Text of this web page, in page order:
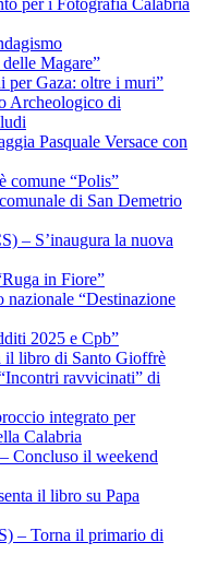
per i Fotografia Calabria
Magare”
Gaza: oltre i muri”
Archeologico di
Pasquale Versace con
comune “Polis”
di San Demetrio
– S’inaugura la nuova
in Fiore”
“Destinazione
2025 e Cpb”
il libro di Santo Gioffrè
ravvicinati” di
integrato per
Calabria
Concluso il weekend
il libro su Papa
– Torna il primario di